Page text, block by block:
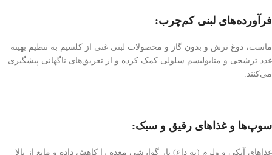
فرآورده‌های لبنی کم‌چرب:
ماست، دوغ ترش و بدون گاز و محصولات لبنی غنی از کلسیم به تنظیم بهینه
غدد ترشحی و متابولیسم سلولی کمک کرده و از تعریق‌های ناگهانی پیشگیری
می‌کنند.
سوپ‌ها و غذاهای رقیق و سبک:
غذاهای آبکی و ولرم (نه داغ) بار گوارشی معده را کاهش داده و مانع از بالا